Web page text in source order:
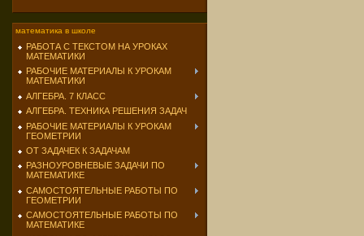
математика в школе
РАБОТА С ТЕКСТОМ НА УРОКАХ
МАТЕМАТИКИ
РАБОЧИЕ МАТЕРИАЛЫ К УРОКАМ
МАТЕМАТИКИ
АЛГЕБРА. 7 КЛАСС
АЛГЕБРА. ТЕХНИКА РЕШЕНИЯ ЗАДАЧ
РАБОЧИЕ МАТЕРИАЛЫ К УРОКАМ
ГЕОМЕТРИИ
ОТ ЗАДАЧЕК К ЗАДАЧАМ
РАЗНОУРОВНЕВЫЕ ЗАДАЧИ ПО
МАТЕМАТИКЕ
САМОСТОЯТЕЛЬНЫЕ РАБОТЫ ПО
ГЕОМЕТРИИ
САМОСТОЯТЕЛЬНЫЕ РАБОТЫ ПО
МАТЕМАТИКЕ